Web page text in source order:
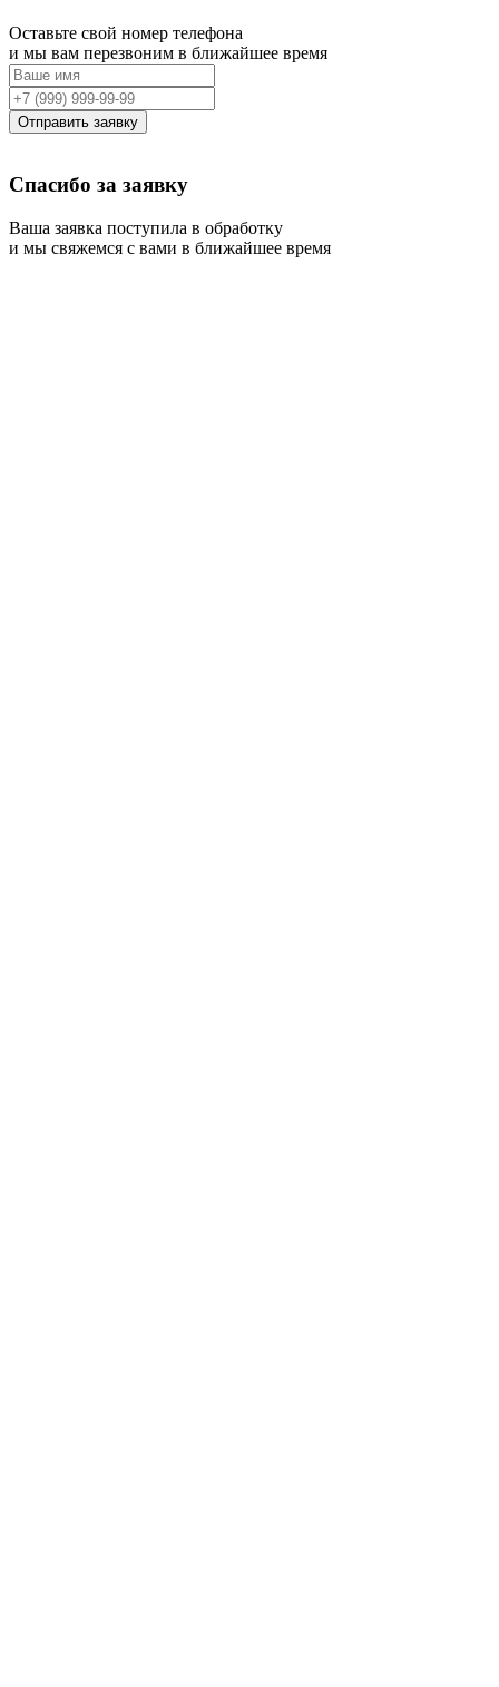
Оставьте свой номер телефона
и мы вам перезвоним в ближайшее время
Отправить заявку
Спасибо за заявку
Ваша заявка поступила в обработку
и мы свяжемся с вами в ближайшее время